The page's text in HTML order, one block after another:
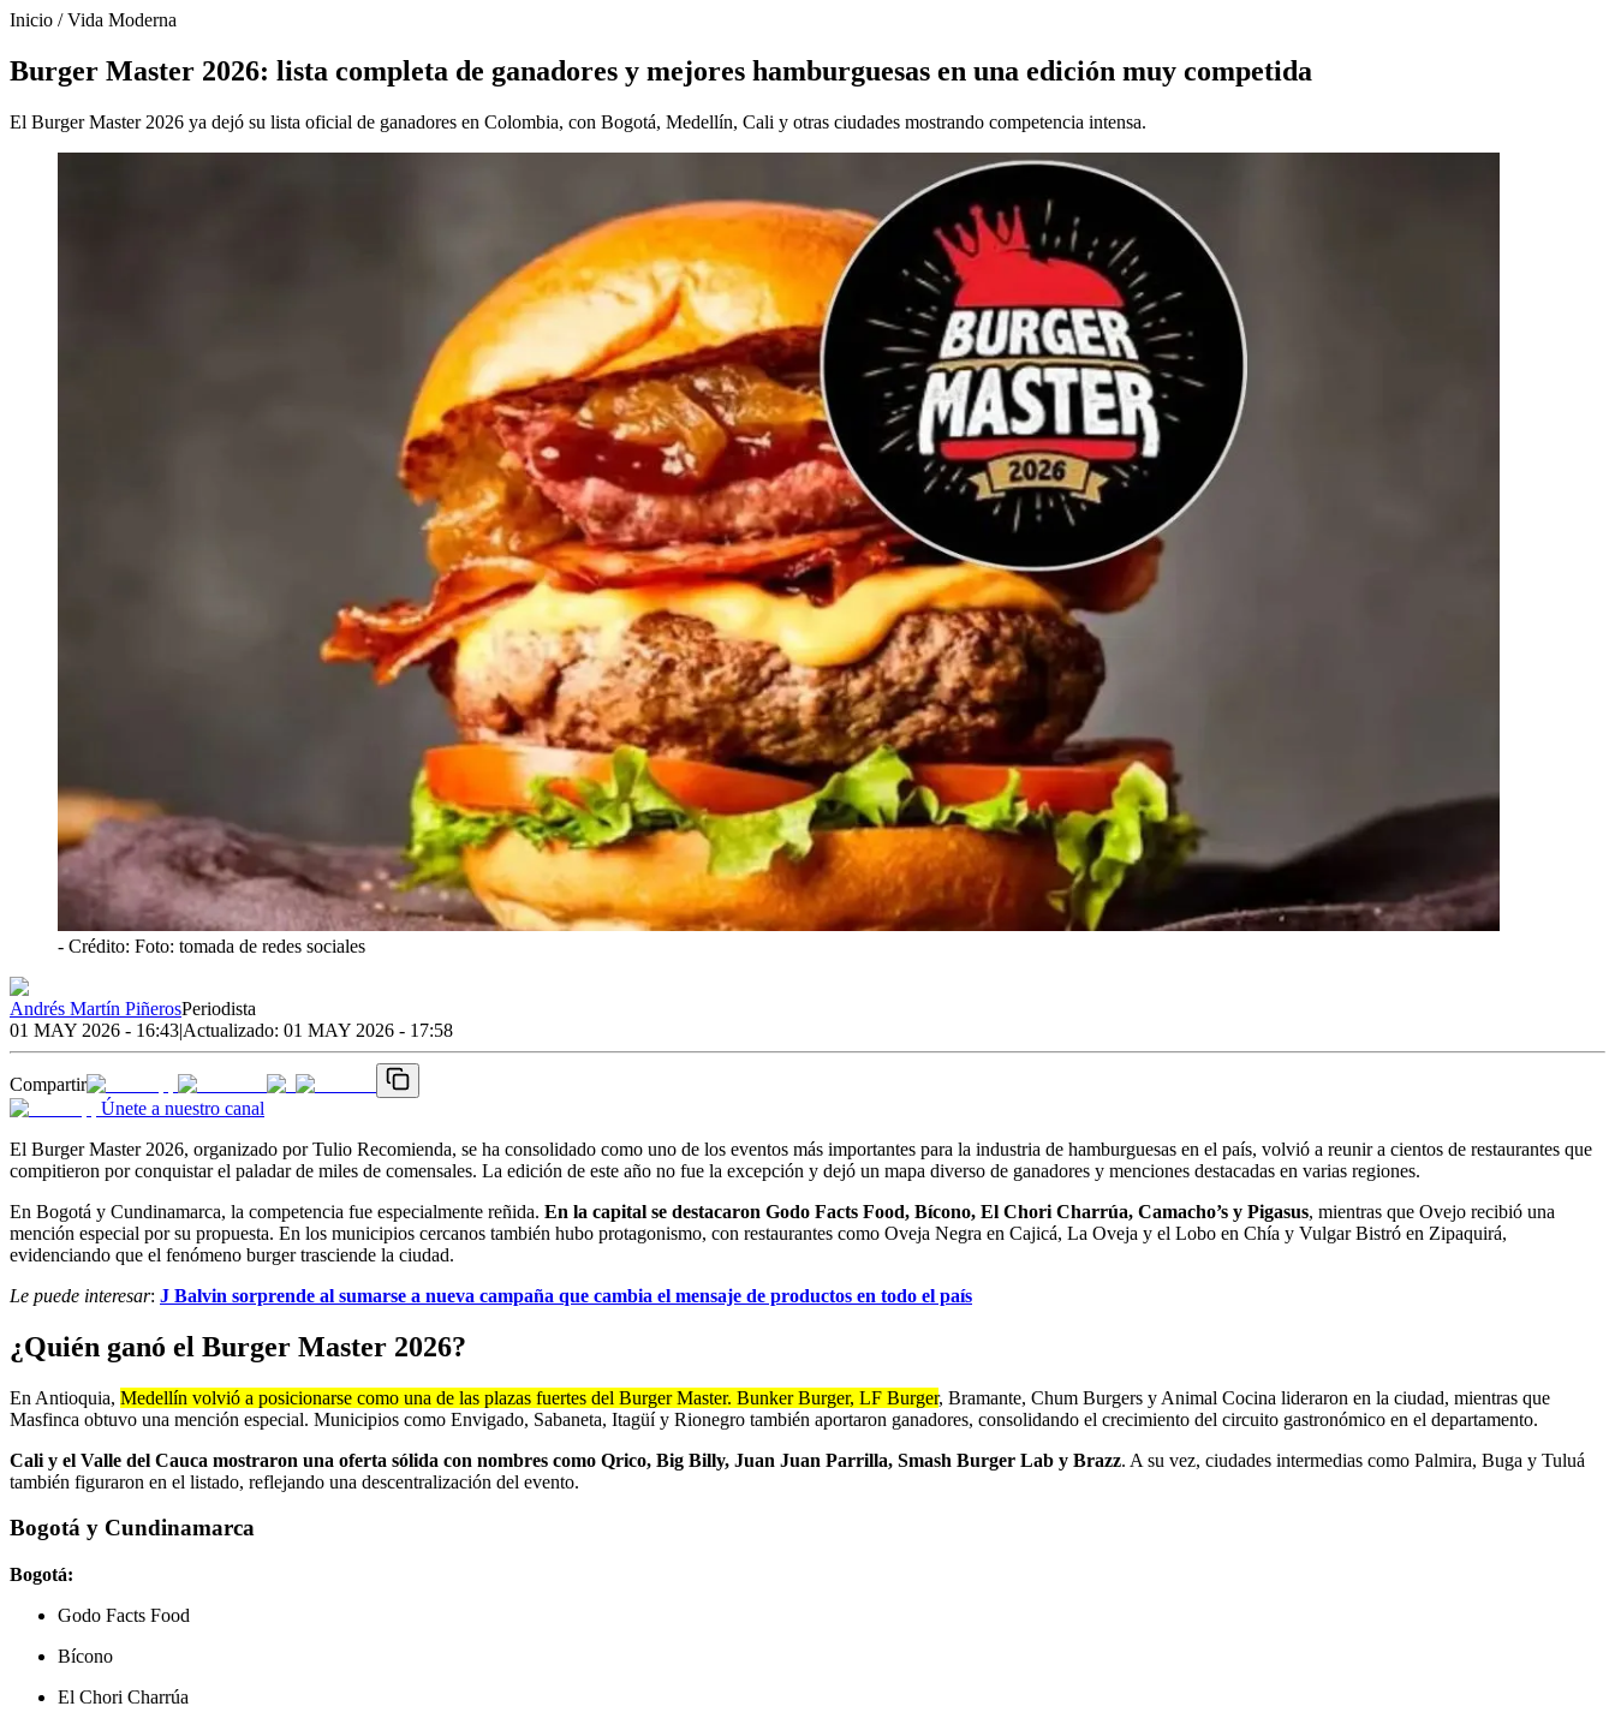
Inicio /Vida Moderna
Burger Master 2026: lista completa de ganadores y mejores hamburguesas en una edición muy competida
El Burger Master 2026 ya dejó su lista oficial de ganadores en Colombia, con Bogotá, Medellín, Cali y otras ciudades mostrando competencia intensa.
- Crédito: Foto: tomada de redes sociales
Andrés Martín PiñerosPeriodista
01 MAY 2026 - 16:43|Actualizado: 01 MAY 2026 - 17:58
Compartir
Únete a nuestro canal
El Burger Master 2026, organizado por Tulio Recomienda, se ha consolidado como uno de los eventos más importantes para la industria de hamburguesas en el país, volvió a reunir a cientos de restaurantes que
compitieron por conquistar el paladar de miles de comensales. La edición de este año no fue la excepción y dejó un mapa diverso de ganadores y menciones destacadas en varias regiones.
En Bogotá y Cundinamarca, la competencia fue especialmente reñida. En la capital se destacaron Godo Facts Food, Bícono, El Chori Charrúa, Camacho’s y Pigasus, mientras que Ovejo recibió una
mención especial por su propuesta. En los municipios cercanos también hubo protagonismo, con restaurantes como Oveja Negra en Cajicá, La Oveja y el Lobo en Chía y Vulgar Bistró en Zipaquirá,
evidenciando que el fenómeno burger trasciende la ciudad.
Le puede interesar: J Balvin sorprende al sumarse a nueva campaña que cambia el mensaje de productos en todo el país
¿Quién ganó el Burger Master 2026?
En Antioquia, Medellín volvió a posicionarse como una de las plazas fuertes del Burger Master. Bunker Burger, LF Burger, Bramante, Chum Burgers y Animal Cocina lideraron en la ciudad, mientras que
Masfinca obtuvo una mención especial. Municipios como Envigado, Sabaneta, Itagüí y Rionegro también aportaron ganadores, consolidando el crecimiento del circuito gastronómico en el departamento.
Cali y el Valle del Cauca mostraron una oferta sólida con nombres como Qrico, Big Billy, Juan Juan Parrilla, Smash Burger Lab y Brazz. A su vez, ciudades intermedias como Palmira, Buga y Tuluá
también figuraron en el listado, reflejando una descentralización del evento.
Bogotá y Cundinamarca
Bogotá:
Godo Facts Food
Bícono
El Chori Charrúa